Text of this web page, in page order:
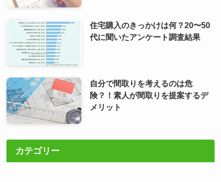
住宅購入のきっかけは何？20〜50
代に聞いたアンケート調査結果
自分で間取りを考えるのは危
険？！素人が間取りを提案するデ
メリット
カテゴリー